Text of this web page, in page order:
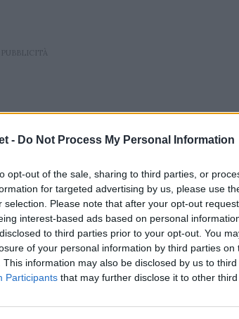
- Do Not Process My Personal Information
opt-out of the sale, sharing to third parties, or
for targeted advertising by us, please use
selection. Please note that after your opt-out
interest-based ads based on personal
to third parties prior to your opt-out. You
of your personal information by third parties on
This information may also be disclosed by us to
Participants that may further disclose it to other third